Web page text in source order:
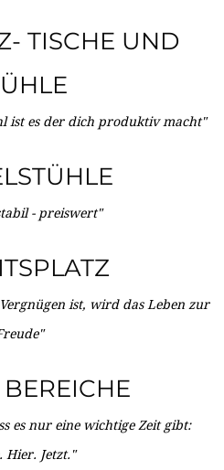
TISCHE UND
ist es der dich produktiv macht"
- preiswert"
ist, wird das Leben zur
es nur eine wichtige Zeit gibt:
Hier. Jetzt."